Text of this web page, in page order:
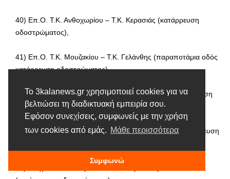
Το 3kalanews.gr χρησιμοποιεί cookies για να
βελτιώσει τη διαδικτυακή εμπειρία σου.
Εφόσον συνεχίσεις, συμφωνείς με την χρήση
των cookies από εμάς. Μάθε περισσότερα
Συμφωνώ
40) Επ.Ο. Τ.Κ. Ανθοχωρίου – Τ.Κ. Κερασιάς (κατάρρευση
οδοστρώματος),
41) Επ.Ο. Τ.Κ. Μουζακίου – Τ.Κ. Γελάνθης (παραποτάμια οδός
κατάρρευση οδοστρώματος),
42) 1ο χιλ. Τ.Κ. Καναλίων – Τ.Κ. Μορφοβουνίου (κατάρρευση
οδοστρώματος),
43) 1οχιλ. Τ.Κ. Αγίου Ακακίου – Λίμνης Πλαστήρα (κατάρρευση